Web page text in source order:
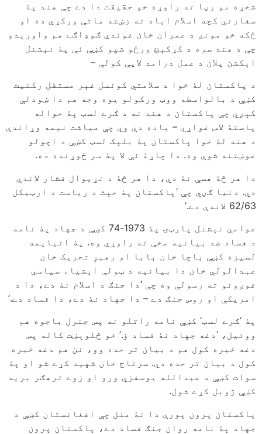
شخړه مو رڼا ته راوړه خو حقیقت دا دے چې هند پۀ
سفارتي کچه اسلام اباد ته زښته ماتې ورکړې ده او
ځکه خو مونږ د عمران خان غوندې ګوډاګے هم واورېدو
چې د هند سره د کړکېچ ورځو شپو کښې ئې پۀ نېشنل
اېکشن پلان د عمل درامد لاپې کولې –
د پاکستان لۀ خوا د سلامتي کونسل غېر مستقل رکنیت
کښې د بالواسطه ووټ ورکولو یوه وجه هم دا ښودلې
کېږي چې پاکستان د هند نه د ګرے لسټ پۀ حواله
پاستۀ لاس غواړي – یاده دې وي چې میاشت نیمه وړاندې
د هند لۀ خوا پاکستان پۀ بلېک لسټ کښې د اچولو
غوښتنه شوې وه. دا چاړۀ ئې لا پۀ سر ځوړنده ده.
دا هر څۀ هسې نۀ دي، دا هر څۀ د نړیوال فشار لاندې
دي. دنیا ګڼي چې ‘پاکستان پۀ حېث د ریاست د ارټیکل
62/63 لاندې دے.’
عوامي نېشنل پارټۍ پۀ 1973-74 کښې د جهاد پۀ نامه
د فساد ضد بیانیه مخې ته راوړې وه. پۀ اتیایمه
لسیزه کښې باچا خان بابا او رهبرِ تحریک خان
عبدالولي خان دا بیانیه د ټولې اېشیاء سیاسي
غوږونو ته رسولې وه چې ‘دا جنګ د اسلام نۀ دے، دا د
امریکې او روس جنګ دے – دا جهاد نۀ دے، دا فساد دے.’
پۀ ‘ګرے لسټ’ کښې نامه راتلو نه پس جنرل باجوه هم
ووئیل، ‘دغه جهاد نۀ فساد ؤ.’ خو څلوېښت کاله پس
دغه خبره کول هم د بیان تر حده وو، نن هم دغه خبره
کول د بیان تر حده دي. سرتاج خان شهید کړے شو او پۀ
سوات کښې د عبدالله یوسفزي ورو او زوے ترهګر برید
کښې ژوبل کړے شول.
پاکستان پرون پورې دا نۀ منل چې افغانستان کښې د
جهاد پۀ نامه روان جنګ فساد دے، پاکستان پرون